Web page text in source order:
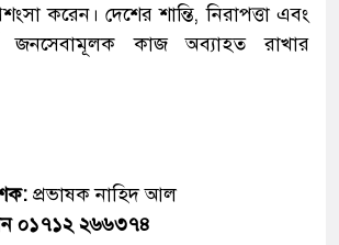
করেন। দেশের শান্তি, নিরাপত্তা এবং
জনসেবামূলক কাজ অব্যাহত রাখার
প্রভাষক নাহিদ আল
০১৭১২ ২৬৬৩৭৪